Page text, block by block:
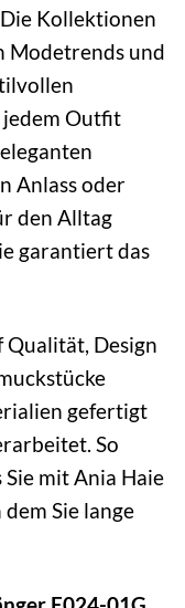
Kollektionen
Modetrends und
jedem Outfit
Anlass oder
den Alltag
garantiert das
Design
gefertigt
So
Sie mit Ania Haie
Sie lange